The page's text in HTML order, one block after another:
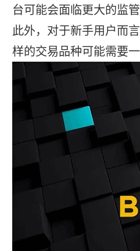
台可能会面临更大的监
此外，对于新手用户而
样的交易品种可能需要